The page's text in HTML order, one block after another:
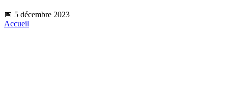
📅 5 décembre 2023
Accueil